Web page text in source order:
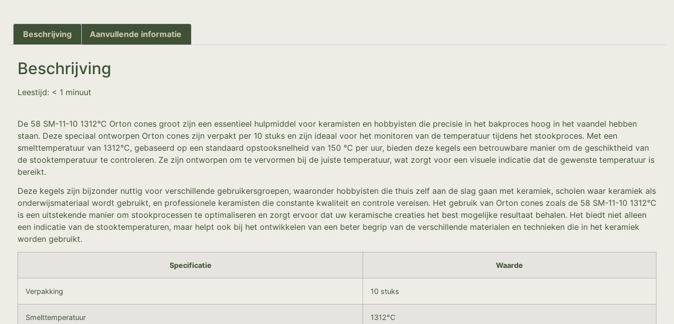
Beschrijving Aanvullende informatie
Beschrijving
Leestijd: < 1 minuut
De 58 SM-11-10 1312°C Orton cones groot zijn een essentieel hulpmiddel voor keramisten en hobbyisten die precisie in het bakproces hoog in het vaandel hebben
staan. Deze speciaal ontworpen Orton cones zijn verpakt per 10 stuks en zijn ideaal voor het monitoren van de temperatuur tijdens het stookproces. Met een
smelttemperatuur van 1312°C, gebaseerd op een standaard opstooksnelheid van 150 °C per uur, bieden deze kegels een betrouwbare manier om de geschiktheid van
de stooktemperatuur te controleren. Ze zijn ontworpen om te vervormen bij de juiste temperatuur, wat zorgt voor een visuele indicatie dat de gewenste temperatuur is
bereikt.
Deze kegels zijn bijzonder nuttig voor verschillende gebruikersgroepen, waaronder hobbyisten die thuis zelf aan de slag gaan met keramiek, scholen waar keramiek als
onderwijsmateriaal wordt gebruikt, en professionele keramisten die constante kwaliteit en controle vereisen. Het gebruik van Orton cones zoals de 58 SM-11-10 1312°C
is een uitstekende manier om stookprocessen te optimaliseren en zorgt ervoor dat uw keramische creaties het best mogelijke resultaat behalen. Het biedt niet alleen
een indicatie van de stooktemperaturen, maar helpt ook bij het ontwikkelen van een beter begrip van de verschillende materialen en technieken die in het keramiek
worden gebruikt.
Specificatie Waarde
Verpakking 10 stuks
Smelttemperatuur 1312°C